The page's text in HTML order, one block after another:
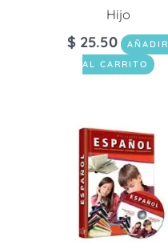
Hijo
$ 25.50
AÑADIR
AL CARRITO